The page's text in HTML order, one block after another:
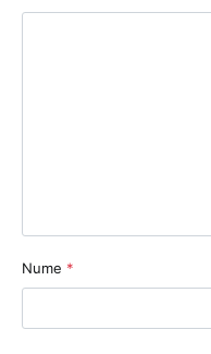
Nume *